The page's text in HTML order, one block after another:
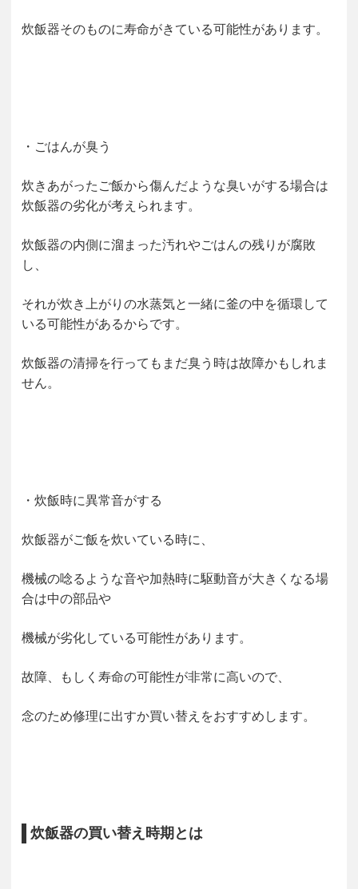
炊飯器そのものに寿命がきている可能性があります。
・ごはんが臭う
炊きあがったご飯から傷んだような臭いがする場合は
炊飯器の劣化が考えられます。
炊飯器の内側に溜まった汚れやごはんの残りが腐敗
し、
それが炊き上がりの水蒸気と一緒に釜の中を循環して
いる可能性があるからです。
炊飯器の清掃を行ってもまだ臭う時は故障かもしれま
せん。
・炊飯時に異常音がする
炊飯器がご飯を炊いている時に、
機械の唸るような音や加熱時に駆動音が大きくなる場
合は中の部品や
機械が劣化している可能性があります。
故障、もしく寿命の可能性が非常に高いので、
念のため修理に出すか買い替えをおすすめします。
炊飯器の買い替え時期とは